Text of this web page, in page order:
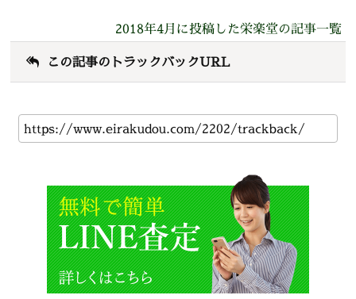
2018年4月に投稿した栄楽堂の記事一覧
この記事のトラックバックURL